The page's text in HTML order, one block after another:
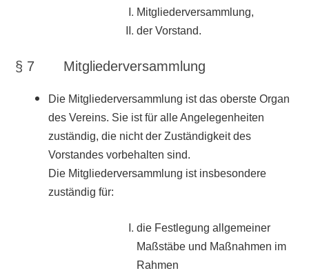
Mitgliederversammlung,
der Vorstand.
§ 7 Mitgliederversammlung
Die Mitgliederversammlung ist das oberste Organ
des Vereins. Sie ist für alle Angelegenheiten
zuständig, die nicht der Zuständigkeit des
Vorstandes vorbehalten sind.
Die Mitgliederversammlung ist insbesondere
zuständig für:
die Festlegung allgemeiner
Maßstäbe und Maßnahmen im
Rahmen